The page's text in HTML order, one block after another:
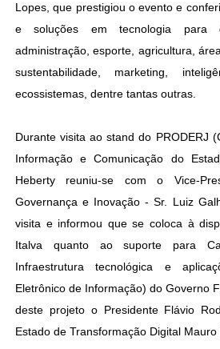
Lopes, que prestigiou o evento e
e soluções em tecnologia para
administração, esporte, agricultura,
sustentabilidade, marketing,
ecossistemas, dentre tantas outras.
Durante visita ao stand do PRODERJ
Informação e Comunicação do
Heberty reuniu-se com o Vice-
Governança e Inovação - Sr. Luiz
visita e informou que se coloca à
Italva quanto ao suporte para
Infraestrutura tecnológica e
Eletrônico de Informação) do Governo
deste projeto o Presidente Flávio
Estado de Transformação Digital Mauro